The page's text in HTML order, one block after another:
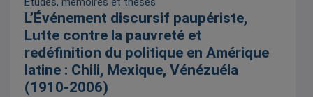
Études, mémoires et thèses
L’Événement discursif paupériste,
Lutte contre la pauvreté et
redéfinition du politique en Amérique
latine : Chili, Mexique, Vénézuéla
(1910-2006)